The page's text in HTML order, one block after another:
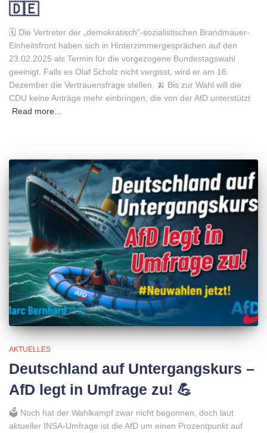
🇩🇪
🗓 Die Vertreter der „demokratisch“-sozialistischen Brandmauer-
Einheitsfront haben sich in Hinterzimmergesprächen auf den
23.02.2025 als Termin für die vorgezogene Bundestagswahl
geeinigt. Falls es Olaf Scholz nicht vergisst, wird er am 16.
Dezember die Vertrauensfrage stellen. 🍌 Bis zur Wahl will die
CDU keine Anträge mehr einbringen, die von der AfD unterstützt
Read more…
AKTUELLES
Deutschland auf Untergangskurs –
AfD legt in Umfrage zu! 💪
🗳 Noch hat der Wahlkampf zwar nicht begonnen, doch laut
aktueller INSA-Umfrage ist die AfD um einen Prozentpunkt auf